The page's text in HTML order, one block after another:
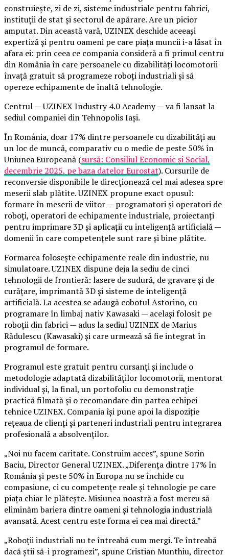
construiește, zi de zi, sisteme industriale pentru fabrici,
instituții de stat și sectorul de apărare. Are un picior
amputat. Din această vară, UZINEX deschide aceeași
expertiză și pentru oameni pe care piața muncii i-a lăsat în
afara ei: prin ceea ce compania consideră a fi primul centru
din România în care persoanele cu dizabilități locomotorii
învață gratuit să programeze roboți industriali și să
opereze echipamente de înaltă tehnologie.
Centrul — UZINEX Industry 4.0 Academy — va fi lansat la
sediul companiei din Tehnopolis Iași.
În România, doar 17% dintre persoanele cu dizabilități au
un loc de muncă, comparativ cu o medie de peste 50% în
Uniunea Europeană (sursă: Consiliul Economic și Social,
decembrie 2025, pe baza datelor Eurostat). Cursurile de
reconversie disponibile le direcționează cel mai adesea spre
meserii slab plătite. UZINEX propune exact opusul:
formare în meserii de viitor — programatori și operatori de
roboți, operatori de echipamente industriale, proiectanți
pentru imprimare 3D și aplicații cu inteligență artificială —
domenii în care competențele sunt rare și bine plătite.
Formarea folosește echipamente reale din industrie, nu
simulatoare. UZINEX dispune deja la sediu de cinci
tehnologii de frontieră: lasere de sudură, de gravare și de
curățare, imprimantă 3D și sisteme de inteligență
artificială. La acestea se adaugă cobotul Astorino, cu
programare în limbaj nativ Kawasaki — același folosit pe
roboții din fabrici — adus la sediul UZINEX de Marius
Rădulescu (Kawasaki) și care urmează să fie integrat în
programul de formare.
Programul este gratuit pentru cursanți și include o
metodologie adaptată dizabilităților locomotorii, mentorat
individual și, la final, un portofoliu cu demonstrație
practică filmată și o recomandare din partea echipei
tehnice UZINEX. Compania își pune apoi la dispoziție
rețeaua de clienți și parteneri industriali pentru integrarea
profesională a absolvenților.
„Noi nu facem caritate. Construim acces”, spune Sorin
Baciu, Director General UZINEX. „Diferența dintre 17% în
România și peste 50% în Europa nu se închide cu
compasiune, ci cu competențe reale și tehnologie pe care
piața chiar le plătește. Misiunea noastră a fost mereu să
eliminăm bariera dintre oameni și tehnologia industrială
avansată. Acest centru este forma ei cea mai directă.”
„Roboții industriali nu te întreabă cum mergi. Te întreabă
dacă știi să-i programezi”, spune Cristian Munthiu, director